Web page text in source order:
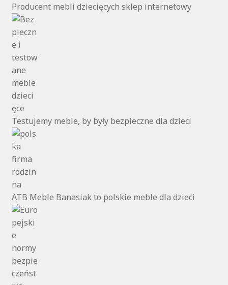
Producent mebli dziecięcych sklep internetowy
Testujemy meble, by były bezpieczne dla dzieci
ATB Meble Banasiak to polskie meble dla dzieci